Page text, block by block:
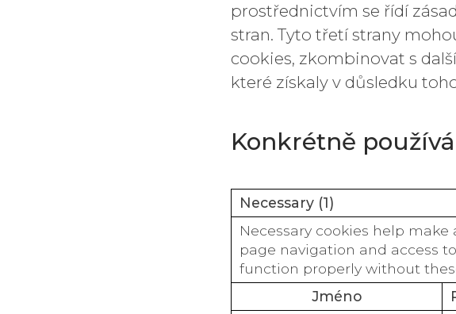
prostřednictvím se řídí
stran. Tyto třetí strany
cookies, zkombinovat s
které získaly v důsledku
Konkrétně
Necessary (1)
Necessary cookies help
page navigation and access
function properly without
Jméno